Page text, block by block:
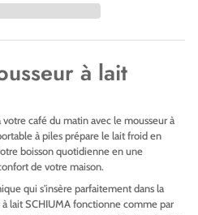
à lait
café du matin avec le mousseur à
à piles prépare le lait froid en
boisson quotidienne en une
de votre maison.
qui s'insère parfaitement dans la
lait SCHIUMA fonctionne comme par